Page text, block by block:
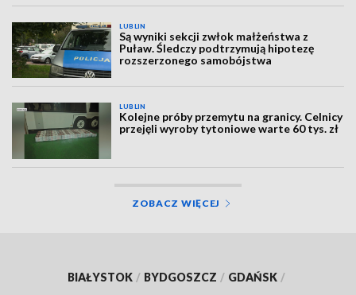
LUBLIN
Są wyniki sekcji zwłok małżeństwa z
Puław. Śledczy podtrzymują hipotezę
rozszerzonego samobójstwa
LUBLIN
Kolejne próby przemytu na granicy. Celnicy
przejęli wyroby tytoniowe warte 60 tys. zł
ZOBACZ WIĘCEJ
BIAŁYSTOK / BYDGOSZCZ / GDAŃSK /